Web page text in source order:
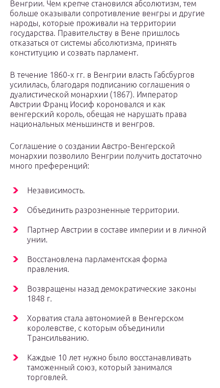
Венгрии. Чем крепче становился абсолютизм, тем
больше оказывали сопротивление венгры и другие
народы, которые проживали на территории
государства. Правительству в Вене пришлось
отказаться от системы абсолютизма, принять
конституцию и созвать парламент.
В течение 1860-х гг. в Венгрии власть Габсбургов
усилилась, благодаря подписанию соглашения о
дуалистической монархии (1867). Император
Австрии Франц Иосиф короновался и как
венгерский король, обещая не нарушать права
национальных меньшинств и венгров.
Соглашение о создании Австро-Венгерской
монархии позволило Венгрии получить достаточно
много преференций:
Независимость.
Объединить разрозненные территории.
Партнер Австрии в составе империи и в личной
унии.
Восстановлена парламентская форма
правления.
Возвращены назад демократические законы
1848 г.
Хорватия стала автономией в Венгерском
королевстве, с которым объединили
Трансильванию.
Каждые 10 лет нужно было восстанавливать
таможенный союз, который занимался
торговлей.